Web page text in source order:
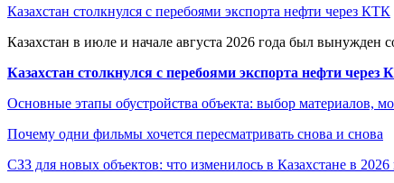
Казахстан столкнулся с перебоями экспорта нефти через КТК
Казахстан в июле и начале августа 2026 года был вынужден
Казахстан столкнулся с перебоями экспорта нефти через
Основные этапы обустройства объекта: выбор материалов,
Почему одни фильмы хочется пересматривать снова и снова
СЗЗ для новых объектов: что изменилось в Казахстане в 2026